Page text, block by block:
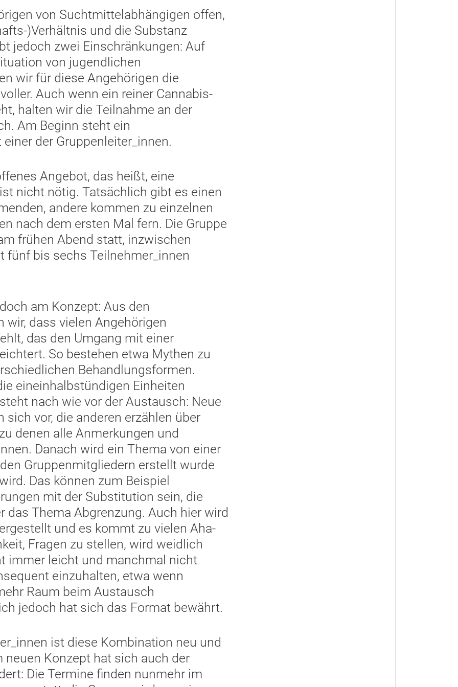
von Suchtmittelabhängigen offen,
)Verhältnis und die Substanz
jedoch zwei Einschränkungen: Auf
von jugendlichen
wir für diese Angehörigen die
Auch wenn ein reiner Cannabis-
halten wir die Teilnahme an der
Am Beginn steht ein
der Gruppenleiter_innen.
Angebot, das heißt, eine
nicht nötig. Tatsächlich gibt es einen
andere kommen zu einzelnen
nach dem ersten Mal fern. Die Gruppe
frühen Abend statt, inzwischen
fünf bis sechs Teilnehmer_innen
am Konzept: Aus den
wir, dass vielen Angehörigen
das den Umgang mit einer
So bestehen etwa Mythen zu
Behandlungsformen.
eineinhalbstündigen Einheiten
nach wie vor der Austausch: Neue
sich vor, die anderen erzählen über
denen alle Anmerkungen und
Danach wird ein Thema von einer
Gruppenmitgliedern erstellt wurde
Das können zum Beispiel
mit der Substitution sein, die
das Thema Abgrenzung. Auch hier wird
und es kommt zu vielen Aha-
Fragen zu stellen, wird weidlich
immer leicht und manchmal nicht
einzuhalten, etwa wenn
Raum beim Austausch
jedoch hat sich das Format bewährt.
ist diese Kombination neu und
Konzept hat sich auch der
Die Termine finden nunmehr im